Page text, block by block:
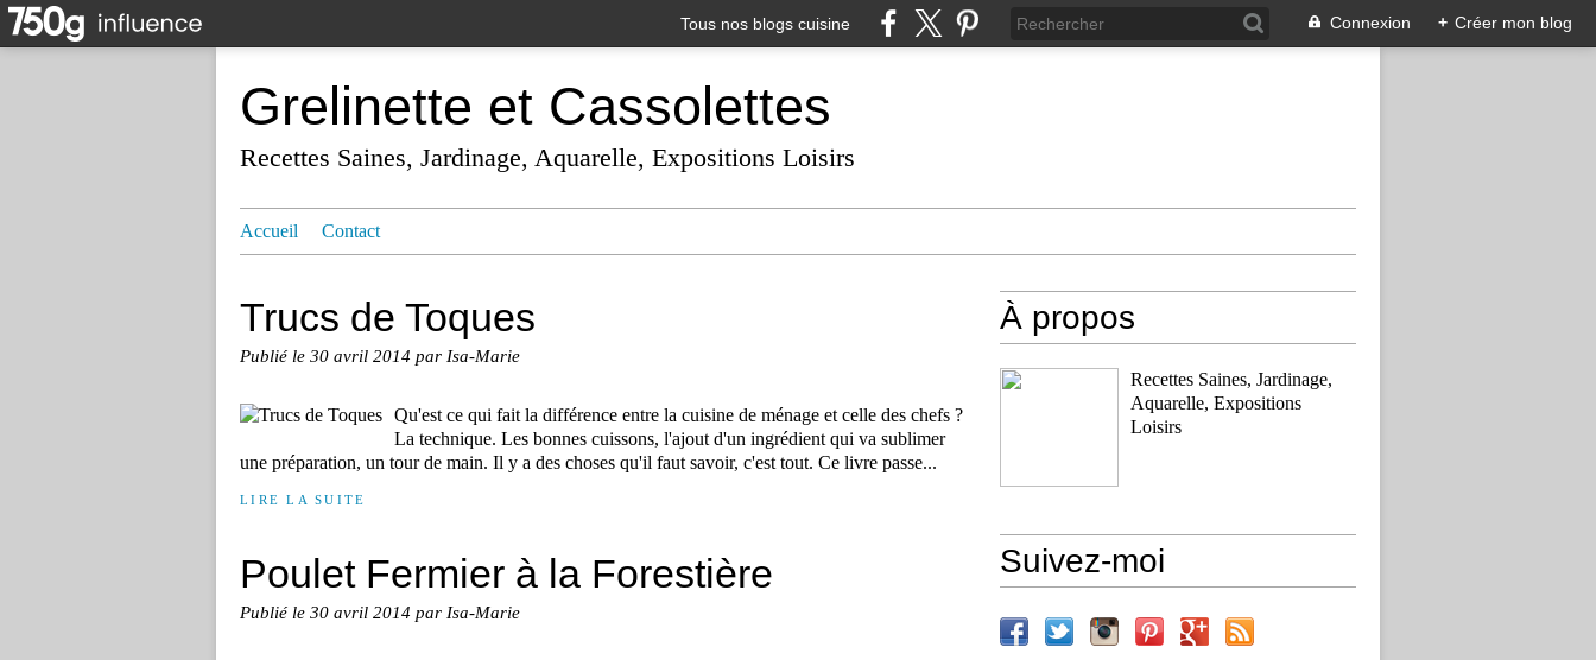
Tous nos blogs cuisine Connexion + Créer mon blog
Grelinette et Cassolettes
Recettes Saines, Jardinage, Aquarelle, Expositions Loisirs
Accueil Contact
Trucs de Toques
Publié le 30 avril 2014 par Isa-Marie
Qu'est ce qui fait la différence entre la cuisine de ménage et celle des chefs ?
La technique. Les bonnes cuissons, l'ajout d'un ingrédient qui va sublimer
une préparation, un tour de main. Il y a des choses qu'il faut savoir, c'est tout. Ce livre passe...
LIRE LA SUITE
Poulet Fermier à la Forestière
Publié le 30 avril 2014 par Isa-Marie
À propos
Recettes Saines, Jardinage,
Aquarelle, Expositions
Loisirs
Suivez-moi